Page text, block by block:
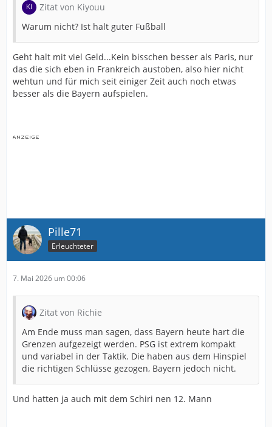
Zitat von Kiyouu
Warum nicht? Ist halt guter Fußball
Geht halt mit viel Geld...Kein bisschen besser als Paris, nur
das die sich eben in Frankreich austoben, also hier nicht
wehtun und für mich seit einiger Zeit auch noch etwas
besser als die Bayern aufspielen.
Pille71
Erleuchteter
7. Mai 2026 um 00:06
Zitat von Richie
Am Ende muss man sagen, dass Bayern heute hart die
Grenzen aufgezeigt werden. PSG ist extrem kompakt
und variabel in der Taktik. Die haben aus dem Hinspiel
die richtigen Schlüsse gezogen, Bayern jedoch nicht.
Und hatten ja auch mit dem Schiri nen 12. Mann